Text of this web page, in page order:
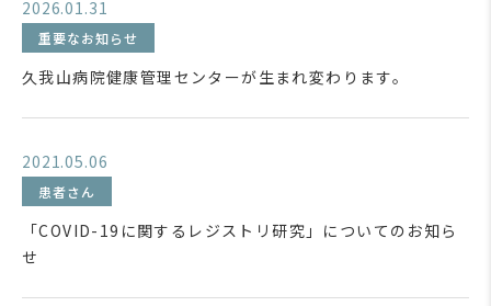
2026.01.31
重要なお知らせ
久我山病院健康管理センターが生まれ変わります。
2021.05.06
患者さん
「COVID-19に関するレジストリ研究」についてのお知ら
せ